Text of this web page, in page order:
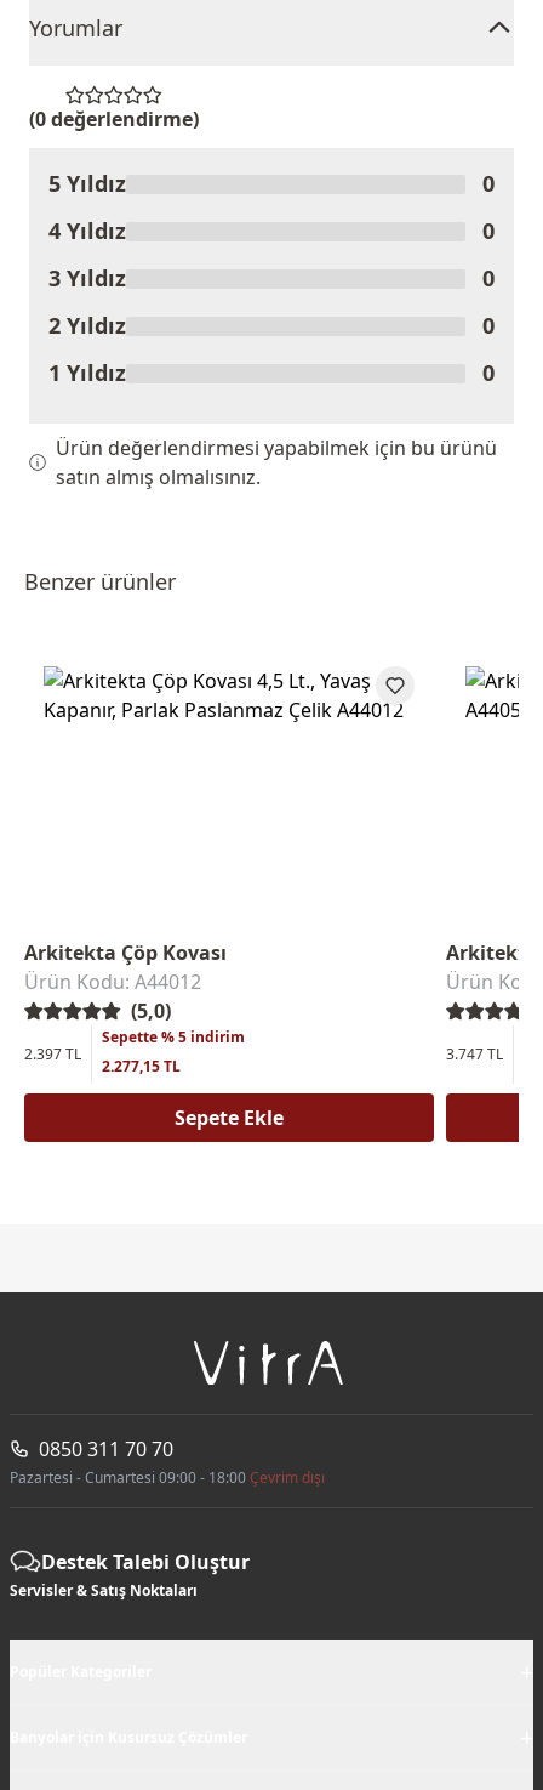
Yorumlar
(0 değerlendirme)
Ürünü Değerlendir
5 Yıldız
0
4 Yıldız
0
3 Yıldız
0
2 Yıldız
0
1 Yıldız
0
Ürün değerlendirmesi yapabilmek için bu ürünü
satın almış olmalısınız.
Benzer ürünler
Arkitekta Çöp Kovası
Ürün Kodu: A44012
(5,0)
2.397 TL
Sepette % 5 indirim
2.277,15 TL
Sepete Ekle
Arkitekta
Ürün
3.747 TL
0850 311 70 70
Pazartesi - Cumartesi 09:00 - 18:00Çevrim dışı
Destek Talebi Oluştur
Servisler & Satış Noktaları